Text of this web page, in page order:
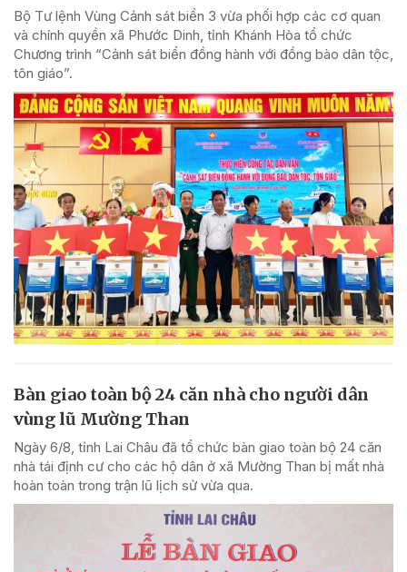
Bộ Tư lệnh Vùng Cảnh sát biển 3 vừa phối hợp các cơ quan
và chính quyền xã Phước Dinh, tỉnh Khánh Hòa tổ chức
Chương trình “Cảnh sát biển đồng hành với đồng bào dân tộc,
tôn giáo”.
Bàn giao toàn bộ 24 căn nhà cho người dân
vùng lũ Mường Than
Ngày 6/8, tỉnh Lai Châu đã tổ chức bàn giao toàn bộ 24 căn
nhà tái định cư cho các hộ dân ở xã Mường Than bị mất nhà
hoàn toàn trong trận lũ lịch sử vừa qua.